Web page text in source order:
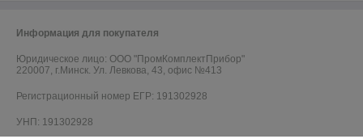
Информация для покупателя
Юридическое лицо: ООО "ПромКомплектПрибор"
220007, г.Минск. Ул. Левкова, 43, офис №413
Регистрационный номер ЕГР: 191302928
УНП: 191302928